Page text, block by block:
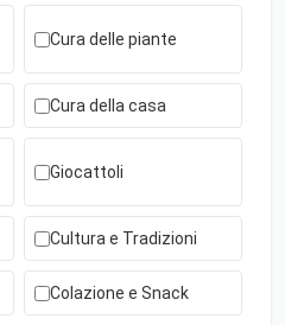
Cura delle piante
Cura della casa
Giocattoli
Cultura e Tradizioni
Colazione e Snack